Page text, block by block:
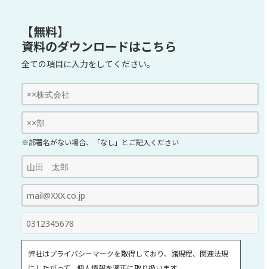
【無料】
資料のダウンロードはこちら
全ての項目に入力をしてください。
※部署名がない場合、「なし」とご記入ください
弊社はプライバシーマークを取得しており、諸規程、関連法規